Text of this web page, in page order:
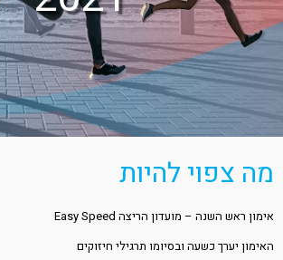
מה צפוי להיות
אימון ראש השנה – מועדון הריצה Easy Speed
האימון יערך כשעה ובסיומו תרגילי חיזוקים